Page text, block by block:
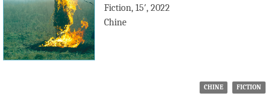
Fiction, 15′, 2022
Chine
CHINE FICTION